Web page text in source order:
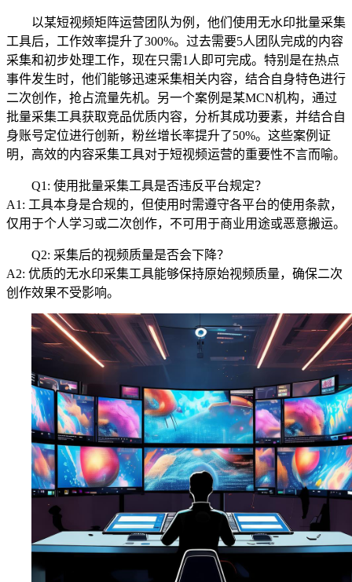
以某短视频矩阵运营团队为例，他们使用无水印批量采集
工具后，工作效率提升了300%。过去需要5人团队完成的内容
采集和初步处理工作，现在只需1人即可完成。特别是在热点
事件发生时，他们能够迅速采集相关内容，结合自身特色进行
二次创作，抢占流量先机。另一个案例是某MCN机构，通过
批量采集工具获取竞品优质内容，分析其成功要素，并结合自
身账号定位进行创新，粉丝增长率提升了50%。这些案例证
明，高效的内容采集工具对于短视频运营的重要性不言而喻。
Q1: 使用批量采集工具是否违反平台规定？
A1: 工具本身是合规的，但使用时需遵守各平台的使用条款，
仅用于个人学习或二次创作，不可用于商业用途或恶意搬运。
Q2: 采集后的视频质量是否会下降？
A2: 优质的无水印采集工具能够保持原始视频质量，确保二次
创作效果不受影响。